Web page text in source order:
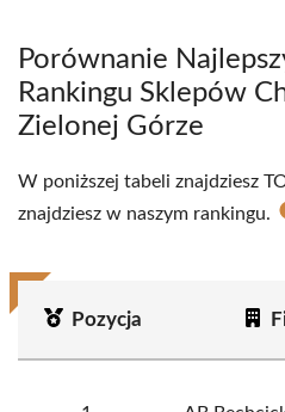
Porównanie
Rankingu Sklepów
Zielonej Górze
W poniższej tabeli znajdziesz
znajdziesz w naszym rankingu.
Pozycja